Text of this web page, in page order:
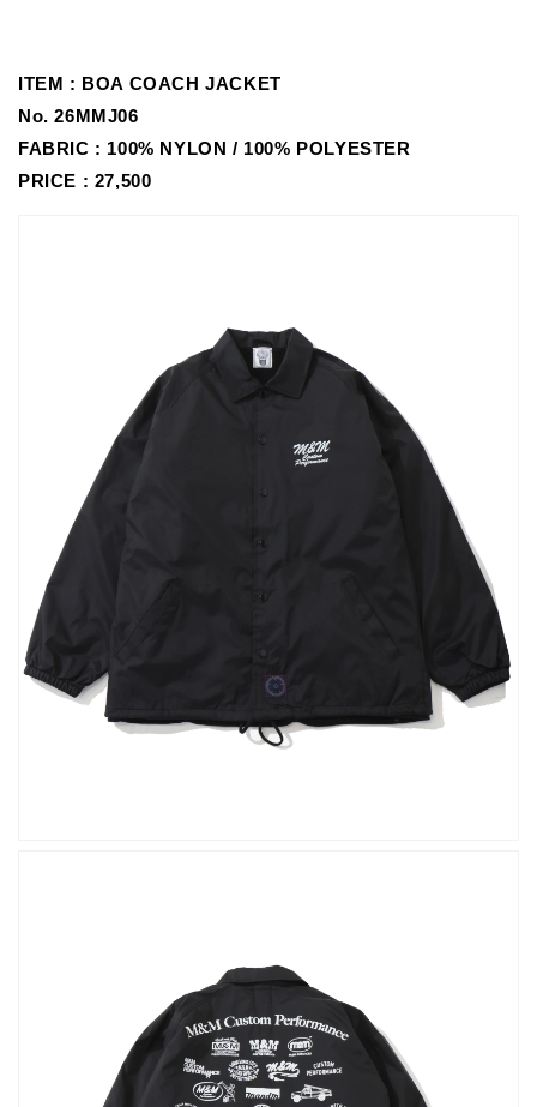
ITEM : BOA COACH JACKET
No.26MMJ06
FABRIC : 100% NYLON / 100% POLYESTER
PRICE : 27,500